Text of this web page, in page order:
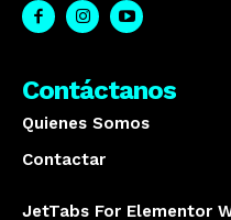
Contáctanos
Quienes Somos
Contactar
JetTabs For Elementor